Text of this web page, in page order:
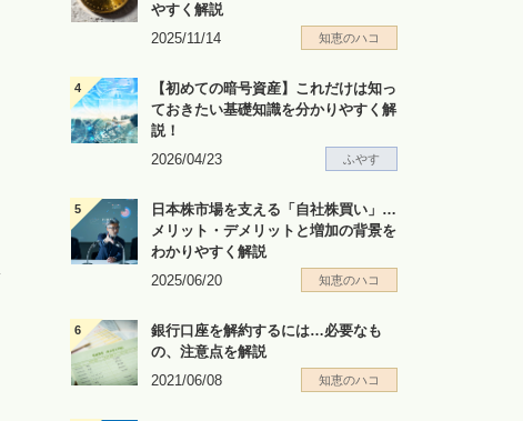
やすく解説
2025/11/14
知恵のハコ
【初めての暗号資産】これだけは知っ
ておきたい基礎知識を分かりやすく解
説！
2026/04/23
ふやす
日本株市場を支える「自社株買い」…
メリット・デメリットと増加の背景を
わかりやすく解説
2025/06/20
知恵のハコ
銀行口座を解約するには…必要なも
の、注意点を解説
2021/06/08
知恵のハコ